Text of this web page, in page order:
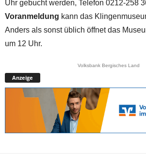
Uhr gebucht werden, Telefon 0212-258
Voranmeldung kann das
Anders als sonst üblich öffnet das
um 12 Uhr.
Volksbank Bergisches Land
Anzeige